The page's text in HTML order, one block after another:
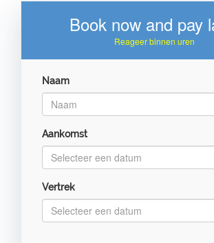
Book now and pay
Reageer binnen uren
Naam
Aankomst
Vertrek